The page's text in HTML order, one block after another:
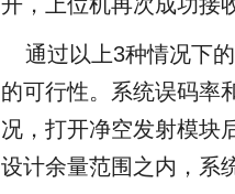
通过以上3种情况下
的可行性。系统误码率
况，打开净空发射模块
设计余量范围之内，系